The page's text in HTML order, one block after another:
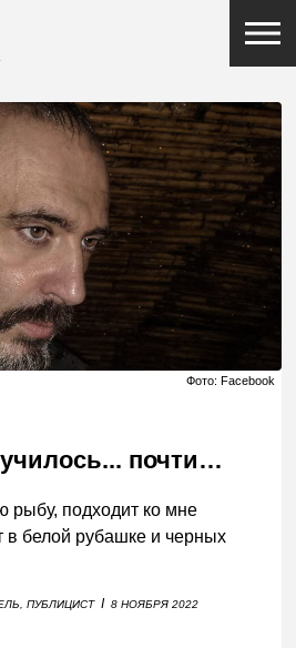
Фото: Facebook
почти…
рыбу, подходит ко мне
в белой рубашке и черных
ПУБЛИЦИСТ I 8 НОЯБРЯ 2022